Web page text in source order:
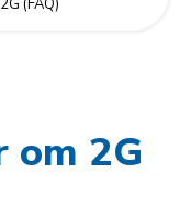
2G (FAQ)
om 2G